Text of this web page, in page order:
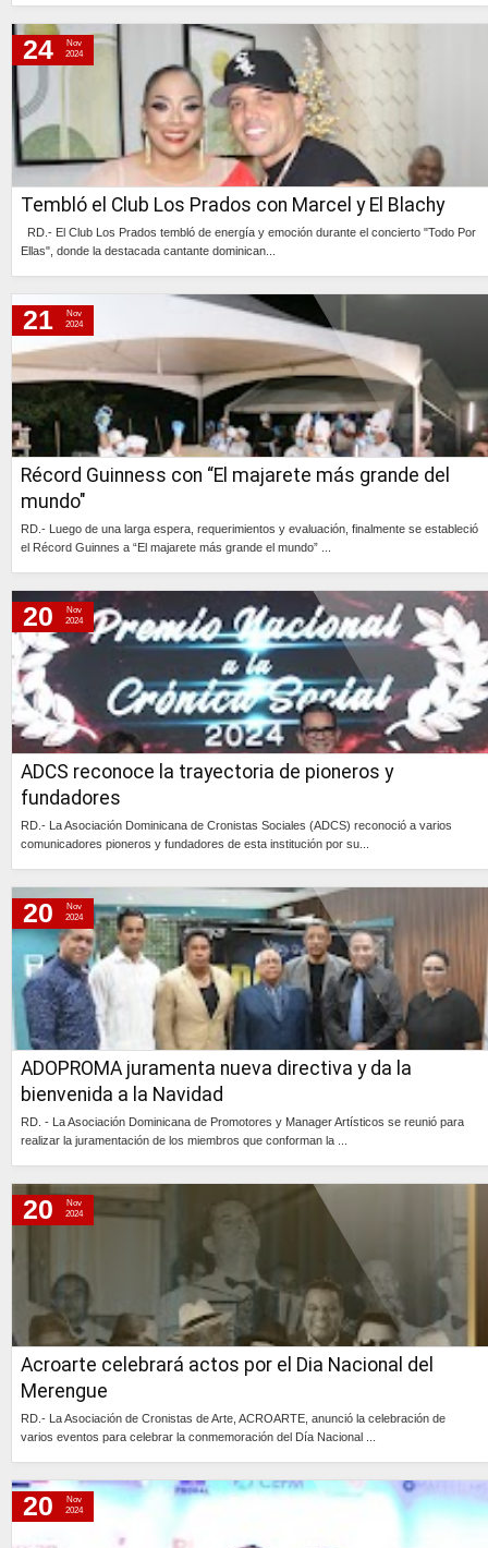
Tembló el Club Los Prados con Marcel y El Blachy
RD.- El Club Los Prados tembló de energía y emoción durante el concierto "Todo Por
Ellas", donde la destacada cantante dominican...
24
Nov
2024
Récord Guinness con “El majarete más grande del
mundo"
RD.- Luego de una larga espera, requerimientos y evaluación, finalmente se estableció
el Récord Guinnes a “El majarete más grande el mundo” ...
21
Nov
2024
ADCS reconoce la trayectoria de pioneros y
fundadores
RD.- La Asociación Dominicana de Cronistas Sociales (ADCS) reconoció a varios
comunicadores pioneros y fundadores de esta institución por su...
20
Nov
2024
ADOPROMA juramenta nueva directiva y da la
bienvenida a la Navidad
RD. - La Asociación Dominicana de Promotores y Manager Artísticos se reunió para
realizar la juramentación de los miembros que conforman la ...
20
Nov
2024
Acroarte celebrará actos por el Dia Nacional del
Merengue
RD.- La Asociación de Cronistas de Arte, ACROARTE, anunció la celebración de
varios eventos para celebrar la conmemoración del Día Nacional ...
20
Nov
2024
20
Nov
2024